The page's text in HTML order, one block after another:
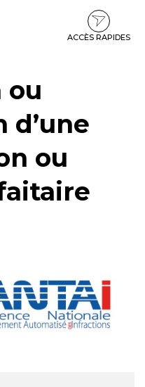
ACCÈS RAPIDES
ou
d’une
ou